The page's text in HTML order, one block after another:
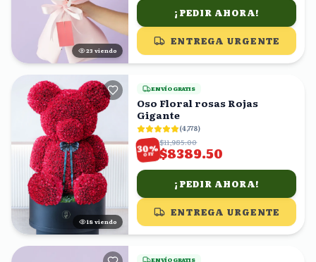
23 viendo
¡PEDIR AHORA!
ENTREGA URGENTE
19 viendo
ENVÍO GRATIS
Oso Floral rosas Rojas
Gigante
(4,778)
30%
OFF
$11,985.00
$8389.50
¡PEDIR AHORA!
ENTREGA URGENTE
ENVÍO GRATIS